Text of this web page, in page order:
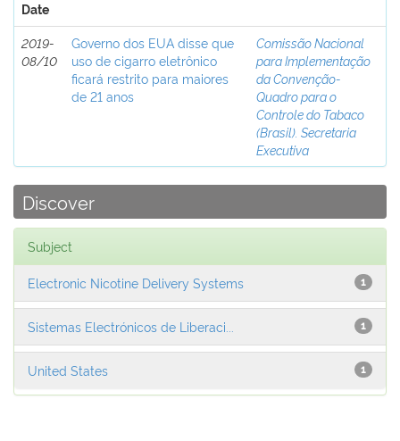
Date
2019-
08/10
Governo dos EUA disse que
uso de cigarro eletrônico
ficará restrito para maiores
de 21 anos
Comissão Nacional
para Implementação
da Convenção-
Quadro para o
Controle do Tabaco
(Brasil). Secretaria
Executiva
Discover
Subject
1
Electronic Nicotine Delivery Systems
1
Sistemas Electrónicos de Liberaci...
1
United States